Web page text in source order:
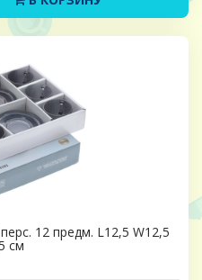
12 предм. L12,5 W12,5
см